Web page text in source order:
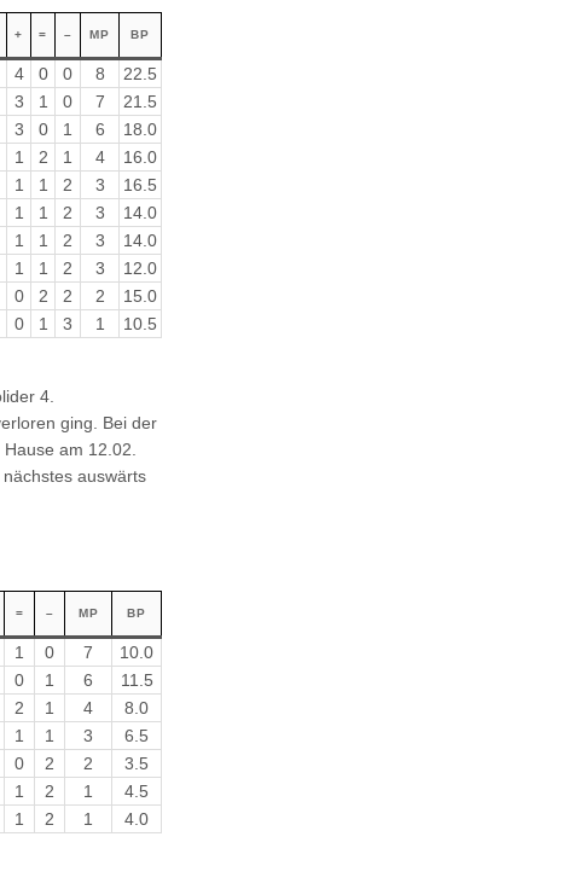
+ = – MP BP
4 0 0 8
22.5
3 1 0 7
21.5
3 0 1 6
18.0
1 2 1 4
16.0
1 1 2 3
16.5
1 1 2 3
14.0
1 1 2 3
14.0
1 1 2 3
12.0
0 2 2 2
15.0
0 1 3 1 10.5
4.
ging. Bei der
am 12.02.
auswärts
= – MP BP
1 0 7
10.0
0 1 6
11.5
2 1 4
8.0
1 1 3
6.5
0 2 2
3.5
1 2 1
4.5
1 2 1 4.0